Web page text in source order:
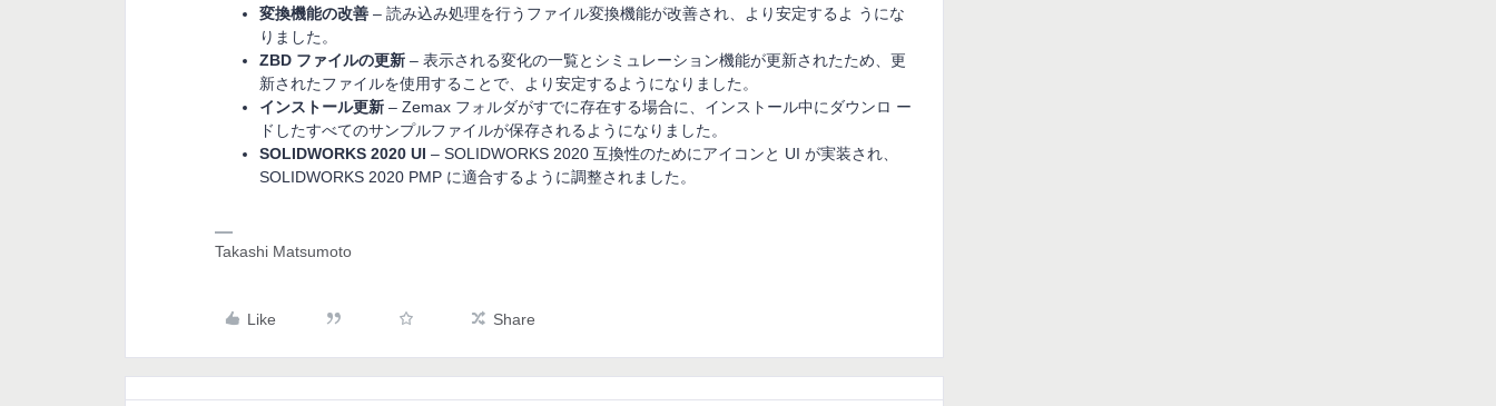
変換機能の改善 – 読み込み処理を行うファイル変換機能が改善され、より安定するよ うにな
りました。
ZBD ファイルの更新 – 表示される変化の一覧とシミュレーション機能が更新されたため、更
新されたファイルを使用することで、より安定するようになりました。
インストール更新 – Zemax フォルダがすでに存在する場合に、インストール中にダウンロ ー
ドしたすべてのサンプルファイルが保存されるようになりました。
SOLIDWORKS 2020 UI – SOLIDWORKS 2020 互換性のためにアイコンと UI が実装され、
SOLIDWORKS 2020 PMP に適合するように調整されました。
Takashi Matsumoto
Like Share